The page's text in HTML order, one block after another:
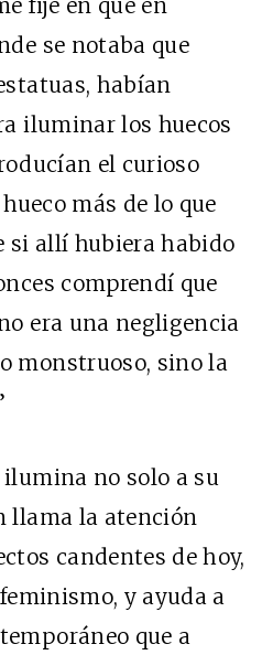
fijé en que en
se notaba que
habían
iluminar los huecos
el curioso
más de lo que
si allí hubiera habido
comprendí que
era una negligencia
monstruoso, sino la
no solo a su
llama la atención
candentes de hoy,
y ayuda a
que a